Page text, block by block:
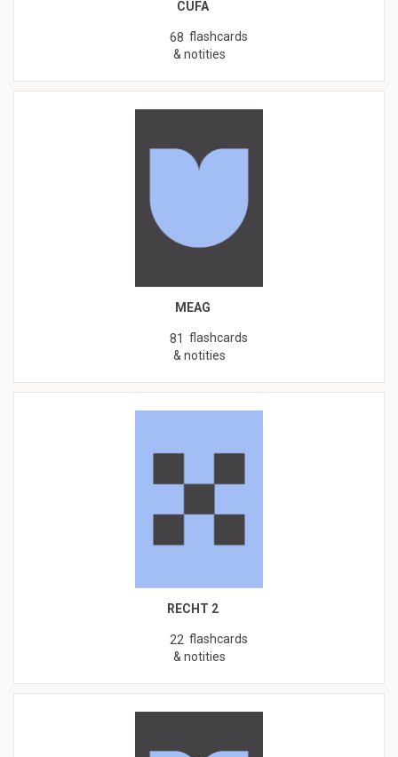
CUFA
68 flashcards
& notities
MEAG
81 flashcards
& notities
RECHT 2
22 flashcards
& notities